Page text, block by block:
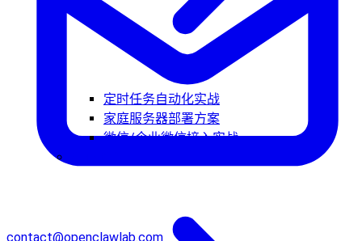
定时任务自动化实战
家庭服务器部署方案
微信/企业微信接入实战
contact@openclawlab.com